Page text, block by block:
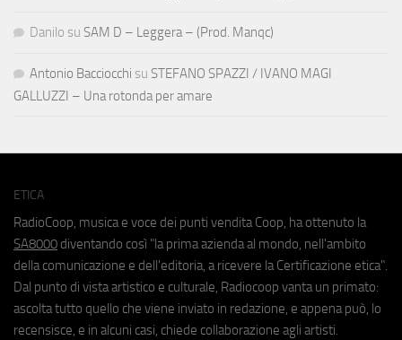
Danilo su SAM D – Leggera – (Prod. Manqc)
Antonio Bacciocchi su STEFANO SPAZZI / IVANO MAGI
GALLUZZI – Una rotonda per amare
ETICA
RadioCoop, musica e voce dei punti vendita Coop, ha ottenuto la
SA8000 diventando così "la prima azienda al mondo, nell'ambito
della comunicazione e dell'editoria, a ricevere la Certificazione etica".
Dal punto di vista artistico e culturale, Radiocoop vanta un primato:
ascolta tutto quello che viene inviato in redazione, e appena può, lo
recensisce, e in alcuni casi, chiede collaborazione agli artisti.